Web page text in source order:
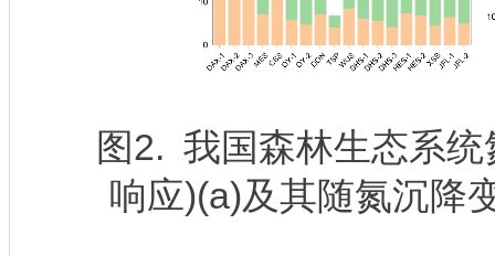
图2. 我国森林生态系统
响应)(a)及其随氮沉降